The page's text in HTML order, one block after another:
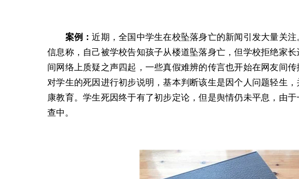
案例：近期，全国中学生在校坠落身亡的新闻引发大量关
信息称，自己被学校告知孩子从楼道坠落身亡，但学校拒绝家
间网络上质疑之声四起，一些真假难辨的传言也开始在网友间
对学生的死因进行初步说明，基本判断该生是因个人问题轻生
康教育。学生死因终于有了初步定论，但是舆情仍未平息，由
查中。